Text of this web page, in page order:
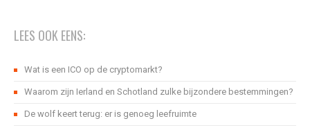
LEES OOK EENS:
Wat is een ICO op de cryptomarkt?
Waarom zijn Ierland en Schotland zulke bijzondere bestemmingen?
De wolf keert terug: er is genoeg leefruimte